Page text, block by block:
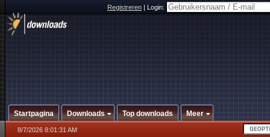
Registreren|Login:
Startpagina Downloads Top downloads Meer
8/7/2026 8:01:31 AM